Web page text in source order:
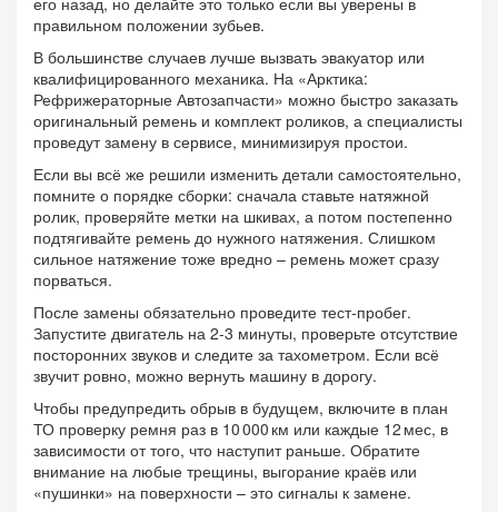
правильном положении зубьев.
В большинстве случаев лучше вызвать эвакуатор или
квалифицированного механика. На «Арктика:
Рефрижераторные Автозапчасти» можно быстро заказать
оригинальный ремень и комплект роликов, а специалисты
проведут замену в сервисе, минимизируя простои.
Если вы всё же решили изменить детали самостоятельно,
помните о порядке сборки: сначала ставьте натяжной
ролик, проверяйте метки на шкивах, а потом постепенно
подтягивайте ремень до нужного натяжения. Слишком
сильное натяжение тоже вредно – ремень может сразу
порваться.
После замены обязательно проведите тест‑пробег.
Запустите двигатель на 2‑3 минуты, проверьте отсутствие
посторонних звуков и следите за тахометром. Если всё
звучит ровно, можно вернуть машину в дорогу.
Чтобы предупредить обрыв в будущем, включите в план
ТО проверку ремня раз в 10 000 км или каждые 12 мес, в
зависимости от того, что наступит раньше. Обратите
внимание на любые трещины, выгорание краёв или
«пушинки» на поверхности – это сигналы к замене.